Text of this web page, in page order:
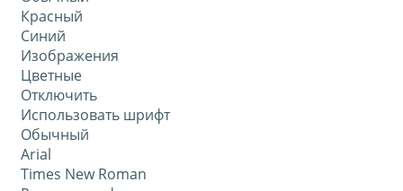
Красный
Синий
Изображения
Цветные
Отключить
Использовать шрифт
Обычный
Arial
Times New Roman